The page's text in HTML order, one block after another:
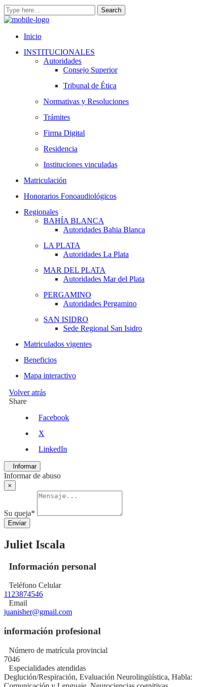
Inicio
INSTITUCIONALES
Autoridades
Consejo Superior
Tribunal de Ética
Normativas y Resoluciones
Trámites
Firma Digital
Residencia
Instituciones vinculadas
Matriculación
Honorarios Fonoaudiológicos
Regionales
BAHÍA BLANCA
Autoridades Bahia Blanca
LA PLATA
Autoridades La Plata
MAR DEL PLATA
Autoridades Mar del Plata
PERGAMINO
Autoridades Pergamino
SAN ISIDRO
Sede Regional San Isidro
Matriculados vigentes
Beneficios
Mapa interactivo
Volver atrás
Share
Facebook
X
LinkedIn
Informar
Informar de abuso
×
Su queja*
Enviar
Juliet Iscala
Información personal
Teléfono Celular
1123874546
Email
juanisher@gmail.com
información profesional
Número de matrícula provincial
7046
Especialidades atendidas
Deglución/Respiración, Evaluación Neurolingüística, Habla: